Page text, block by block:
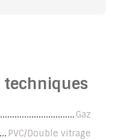
techniques
Gaz
PVC/Double vitrage